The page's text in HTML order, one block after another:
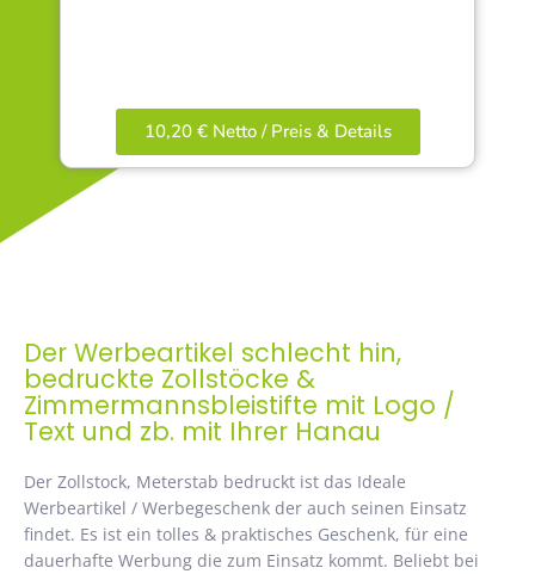
10,20 € Netto / Preis & Details
Der Werbeartikel schlecht hin,
bedruckte Zollstöcke &
Zimmermannsbleistifte mit Logo /
Text und zb. mit Ihrer Hanau
Der Zollstock, Meterstab bedruckt ist das Ideale
Werbeartikel / Werbegeschenk der auch seinen Einsatz
findet. Es ist ein tolles & praktisches Geschenk, für eine
dauerhafte Werbung die zum Einsatz kommt. Beliebt bei